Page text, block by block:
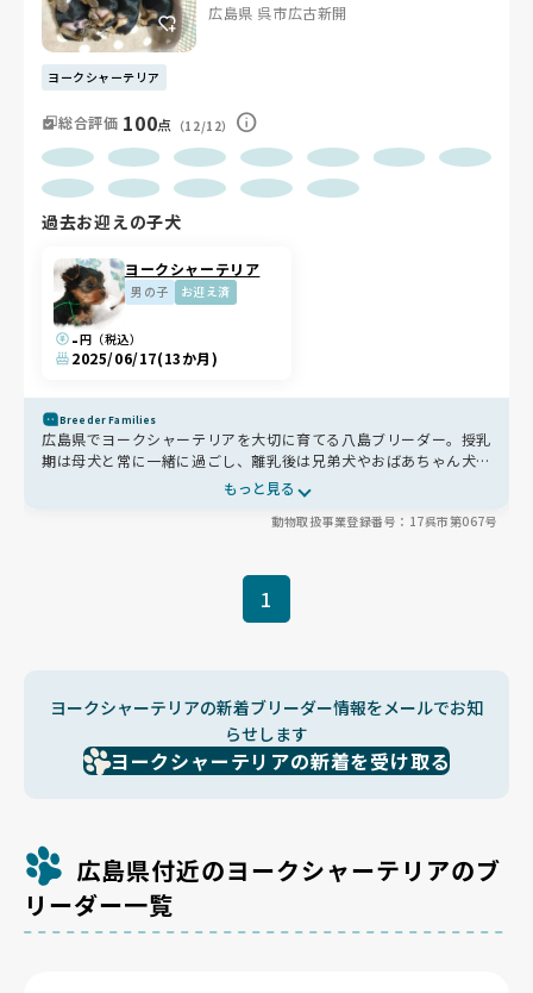
広島県 呉市広古新開
ヨークシャーテリア
総合評価 100点 （12/12）
過去お迎えの子犬
ヨークシャーテリア
男の子 お迎え済
-円（税込）
2025/06/17(13か月)
Breeder Families
広島県でヨークシャーテリアを大切に育てる八島ブリーダー。授乳
期は母犬と常に一緒に過ごし、離乳後は兄弟犬やおばあちゃん犬と
も関わりながら犬同士のルールを学びます。小さいうちから人の手
やブラッシングに慣れさせ、お迎え前にはキャリーバッグの練習
も。現役約7頭の少数飼育で家族みんなが目を配り、無添加で人も
もっと見る
動物取扱事業登録番号：17呉市第067号
1
ヨークシャーテリアの新着ブリーダー情報をメールでお知
らせします
ヨークシャーテリアの新着を受け取る
広島県付近のヨークシャーテリアのブ
リーダー一覧